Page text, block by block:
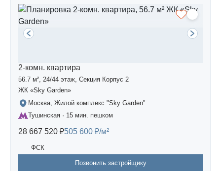
2-комн. квартира
56.7 м², 24/44 этаж, Секция Корпус 2
ЖК «Sky Garden»
Москва, Жилой комплекс "Sky Garden"
Тушинская · 15 мин. пешком
28 667 520 ₽505 600 ₽/м²
ФСК
Позвонить застройщику